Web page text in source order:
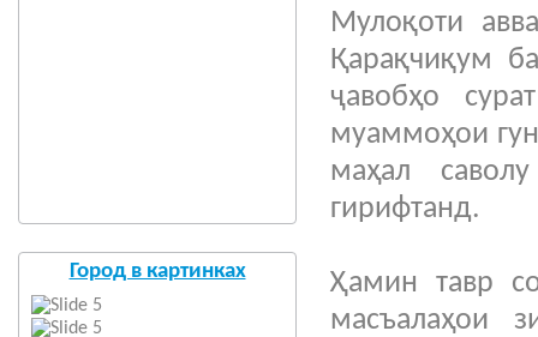
Город в картинках
Мулоқоти
Қарақчиқум
ҷавобҳо
муаммоҳои
маҳал
гирифтанд.
Ҳамин тавр
масъалаҳои